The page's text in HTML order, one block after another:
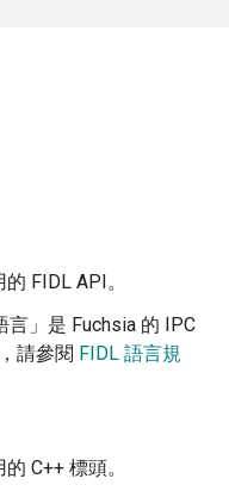
FIDL API。
言」是 Fuchsia 的 IPC
請參閱 FIDL 語言規
C++ 標頭。